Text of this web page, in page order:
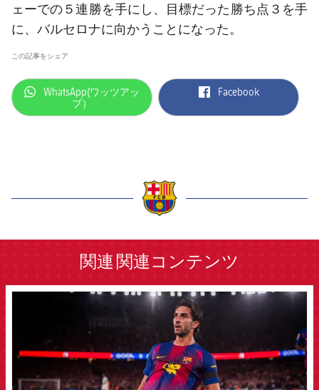
ェーでの５連勝を手にし、目標だった勝ち点３を手
に、バルセロナに向かうことになった。
この記事をシェア
label.aria.whatsapp
WhatsApp(ワッツアッ
プ）
label.aria.facebook
Facebook
関連 関連コンテンツ
FCB Barcelona badge